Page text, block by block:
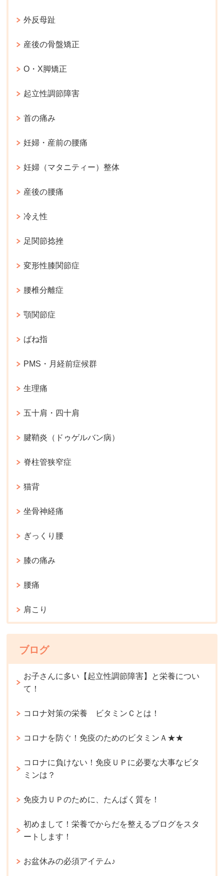
外反母趾
産後の骨盤矯正
O・X脚矯正
起立性調節障害
首の痛み
妊婦・産前の腰痛
妊婦（マタニティー）整体
産後の腰痛
冷え性
足関節捻挫
変形性膝関節症
腰椎分離症
顎関節症
ばね指
PMS・月経前症候群
生理痛
五十肩・四十肩
腱鞘炎（ドゥゲルバン病）
脊柱管狭窄症
猫背
坐骨神経痛
ぎっくり腰
膝の痛み
腰痛
肩こり
ブログ
お子さんに多い【起立性調節障害】と栄養につい
て！
コロナ対策の栄養 ビタミンＣとは！
コロナを防ぐ！免疫のためのビタミンＡ★★
コロナに負けない！免疫ＵＰに必要な大事なビタ
ミンは？
免疫力ＵＰのために、たんぱく質を！
初めまして！栄養でからだを整えるブログをスタ
ートします！
お盆休みの必須アイテム♪